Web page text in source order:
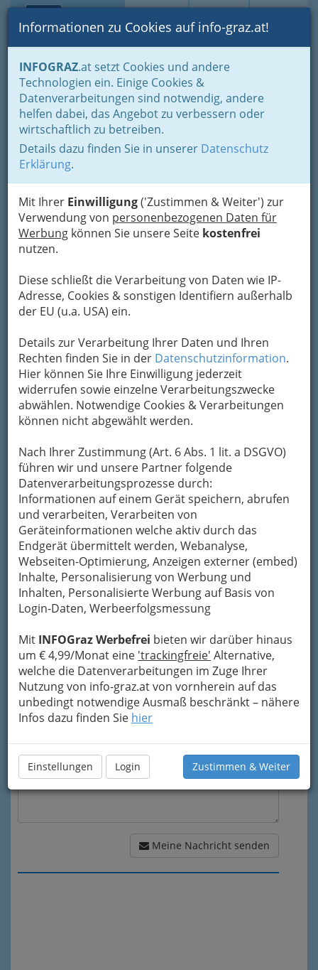
Suche Login Toggle
Informationen zu Cookies auf info-graz.at!
INFOGRAZ.at setzt Cookies und andere
Technologien ein. Einige Cookies &
Datenverarbeitungen sind notwendig, andere
helfen dabei, das Angebot zu verbessern oder
wirtschaftlich zu betreiben.
Details dazu finden Sie in unserer Datenschutz
Erklärung.
Mit Ihrer Einwilligung('Zustimmen & Weiter') zur
Verwendung von personenbezogenen Daten für
Werbung können Sie unsere Seite kostenfrei
nutzen.
Diese schließt die Verarbeitung von Daten wie IP-
Adresse, Cookies & sonstigen Identifiern außerhalb
der EU (u.a. USA) ein.
Details zur Verarbeitung Ihrer Daten und Ihren
Rechten finden Sie in der Datenschutzinformation.
Hier können Sie Ihre Einwilligung jederzeit
widerrufen sowie einzelne Verarbeitungszwecke
abwählen. Notwendige Cookies & Verarbeitungen
können nicht abgewählt werden.
Nach Ihrer Zustimmung (Art. 6 Abs. 1 lit. a DSGVO)
führen wir und unsere Partner folgende
Datenverarbeitungsprozesse durch:
Informationen auf einem Gerät speichern, abrufen
und verarbeiten, Verarbeiten von
Geräteinformationen welche aktiv durch das
Endgerät übermittelt werden, Webanalyse,
Webseiten-Optimierung, Anzeigen externer (embed)
Inhalte, Personalisierung von Werbung und
Inhalten, Personalisierte Werbung auf Basis von
Login-Daten, Werbeerfolgsmessung
Mit INFOGraz Werbefrei bieten wir darüber hinaus
um € 4,99/Monat eine 'trackingfreie' Alternative,
welche die Datenverarbeitungen im Zuge Ihrer
Nutzung von info-graz.at von vornherein auf das
unbedingt notwendige Ausmaß beschränkt – nähere
Infos dazu finden Sie hier
Einstellungen Login Zustimmen & Weiter
Home Branchen
Schrottwolf, Eisen-Metalle-
Maschinen,Handelsgesellschaft
m.b.H.
Vinzenz-Muchitsch-Straße 14, 8020 Graz
+43 316 271 181
Adresse mit Google Maps anschauen
Kontaktaufnahme
Um die Info-Graz Firmenvor Spam-Mails zu
bewahren , verwenden wir an dieser Stelle zur
Übermittlung Ihrer Nachricht ein sicheres
Formular. Ihre Nachricht wird nach dem
Absenden umgehend per Mail an das
Unternehmen Schrottwolf, Eisen-Metalle-
Maschinen,Handelsgesellschaft m.b.H.
weitergeleitet.
Mein Name
Meine Email Adresse
Meine Nachricht
Meine Nachricht senden